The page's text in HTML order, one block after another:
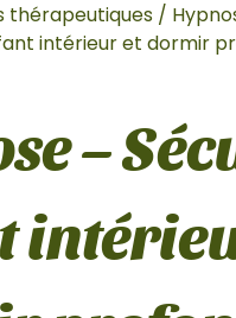
thérapeutiques /
intérieur et dormir
–